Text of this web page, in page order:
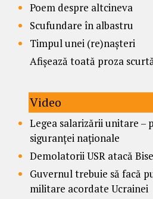
Poem despre altcineva
Scufundare în albastru
Timpul unei (re)nașteri
Afișează toată proza
Video
Legea salarizării unitare –
siguranței naționale
Demolatorii USR atacă
Guvernul trebuie să facă
militare acordate Ucrainei